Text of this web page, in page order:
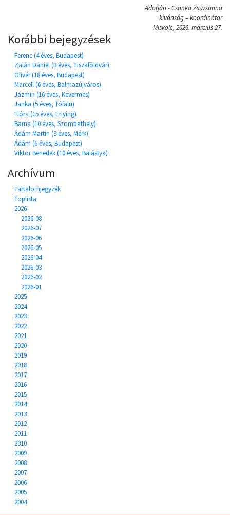
Adorján - Csonka Zsuzsanna
kívánság – koordinátor
Miskolc, 2026. március 27.
Korábbi bejegyzések
Ferenc (4 éves, Budapest)
Zalán Dániel (3 éves, Tiszaföldvár)
Olivér (18 éves, Budapest)
Marcell (6 éves, Balmazújváros)
Jázmin (16 éves, Kevermes)
Janka (5 éves, Tófalu)
Flóra (15 éves, Enying)
Barna (10 éves, Szombathely)
Ádám Martin (3 éves, Mérk)
Ádám (6 éves, Budapest)
Viktor Benedek (10 éves, Balástya)
Archívum
Tartalomjegyzék
Toplista
2026
2026-08
2026-07
2026-06
2026-05
2026-04
2026-03
2026-02
2026-01
2025
2024
2023
2022
2021
2020
2019
2018
2017
2016
2015
2014
2013
2012
2011
2010
2009
2008
2007
2006
2005
2004